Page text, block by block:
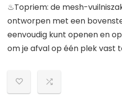
♨Topriem: de mesh-
ontworpen met een
eenvoudig kunt openen en
om je afval op één plek vast